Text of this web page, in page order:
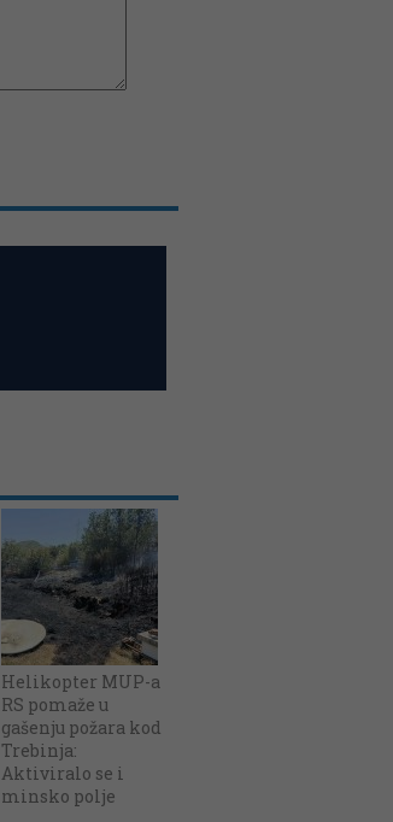
Helikopter MUP-a
RS pomaže u
gašenju požara kod
Trebinja:
Aktiviralo se i
minsko polje